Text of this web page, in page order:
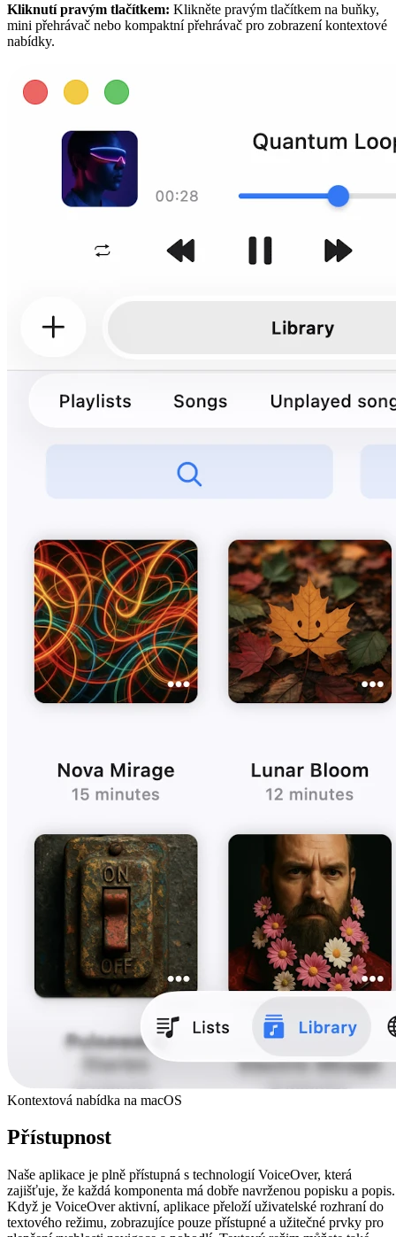
Kliknutí pravým tlačítkem: Klikněte pravým tlačítkem na buňky,
mini přehrávač nebo kompaktní přehrávač pro zobrazení kontextové
nabídky.
Kontextová nabídka na macOS
Přístupnost
Naše aplikace je plně přístupná s technologií VoiceOver, která
zajišťuje, že každá komponenta má dobře navrženou popisku a popis.
Když je VoiceOver aktivní, aplikace přeloží uživatelské rozhraní do
textového režimu, zobrazujíce pouze přístupné a užitečné prvky pro